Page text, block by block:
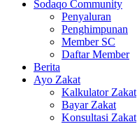
Sodaqo Community
Penyaluran
Penghimpunan
Member SC
Daftar Member
Berita
Ayo Zakat
Kalkulator Zakat
Bayar Zakat
Konsultasi Zakat